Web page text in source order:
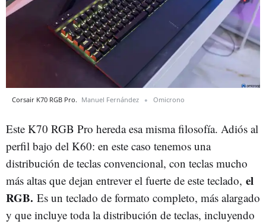
Corsair K70 RGB Pro. Manuel Fernández Omicrono
Este K70 RGB Pro hereda esa misma filosofía. Adiós al
perfil bajo del K60: en este caso tenemos una
distribución de teclas convencional, con teclas mucho
más altas que dejan entrever el fuerte de este teclado, el
RGB. Es un teclado de formato completo, más alargado
y que incluye toda la distribución de teclas, incluyendo